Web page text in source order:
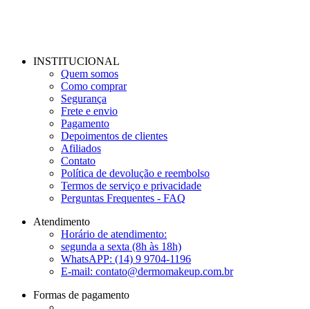
INSTITUCIONAL
Quem somos
Como comprar
Segurança
Frete e envio
Pagamento
Depoimentos de clientes
Afiliados
Contato
Política de devolução e reembolso
Termos de serviço e privacidade
Perguntas Frequentes - FAQ
Atendimento
Horário de atendimento:
segunda a sexta (8h às 18h)
WhatsAPP: (14) 9 9704-1196
E-mail: contato@dermomakeup.com.br
Formas de pagamento